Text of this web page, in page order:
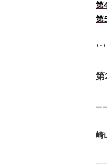
第
第
第
崎